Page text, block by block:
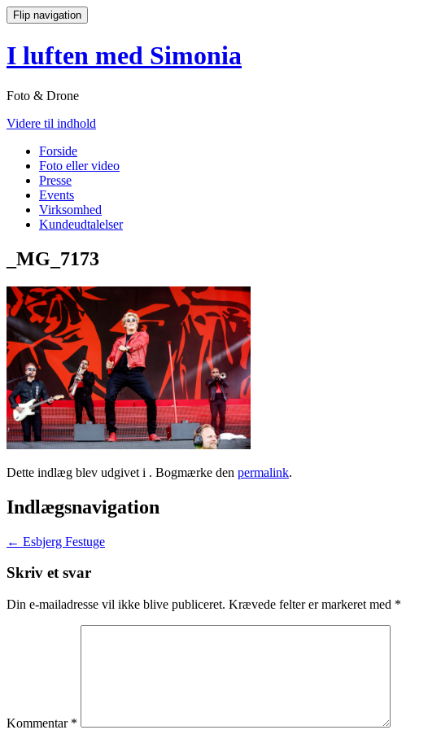
Flip navigation
I luften med Simonia
Foto & Drone
Videre til indhold
Forside
Foto eller video
Presse
Events
Virksomhed
Kundeudtalelser
_MG_7173
Dette indlæg blev udgivet i . Bogmærke den permalink.
Indlægsnavigation
← Esbjerg Festuge
Skriv et svar
Din e-mailadresse vil ikke blive publiceret. Krævede felter er markeret med *
Kommentar *